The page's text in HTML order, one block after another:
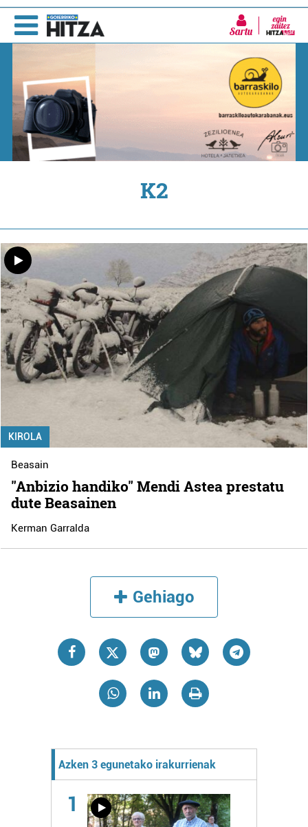
Sartu
K2
KIROLA
Beasain
"Anbizio handiko" Mendi Astea prestatu
dute Beasainen
Kerman Garralda
Gehiago
Azken 3 egunetako irakurrienak
1